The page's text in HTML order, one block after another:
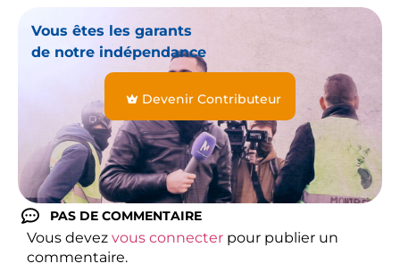
Vous êtes les garants
de notre indépendance
Devenir Contributeur
PAS DE COMMENTAIRE
Vous devez vous connecter pour publier un
commentaire.